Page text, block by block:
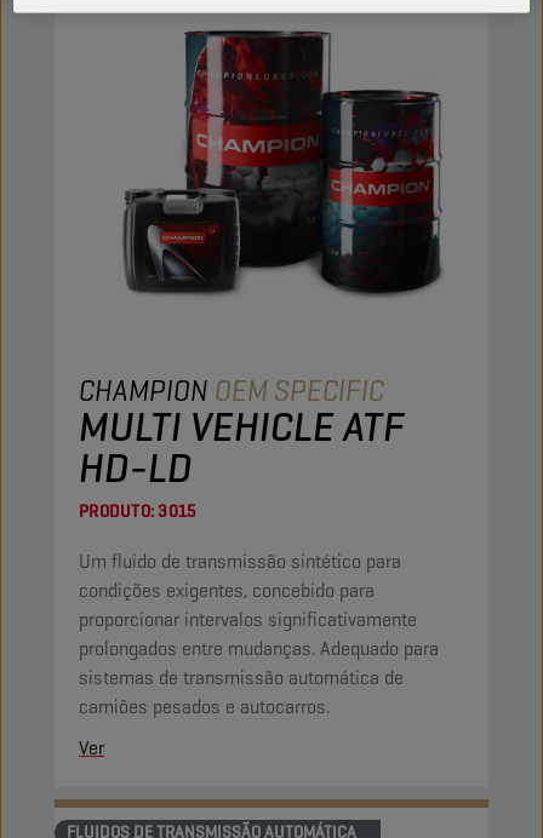
CHAMPION OEM SPECIFIC
MULTI VEHICLE ATF
HD-LD
PRODUTO:3015
Um fluido de transmissão sintético para
condições exigentes, concebido para
proporcionar intervalos significativamente
prolongados entre mudanças. Adequado para
sistemas de transmissão automática de
camiões pesados e autocarros.
Ver
FLUIDOS DE TRANSMISSÃO AUTOMÁTICA